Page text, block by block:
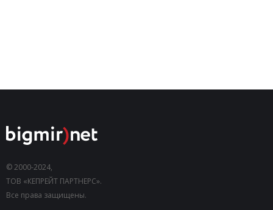
© 2000-2024,
ТОВ «КЕПРЕЙТ ПАРТНЕРС».
Все права защищены.